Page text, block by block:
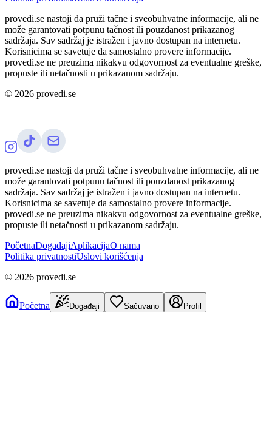
provedi.se nastoji da pruži tačne i sveobuhvatne informacije, ali ne
može garantovati potpunu tačnost ili pouzdanost prikazanog
sadržaja. Sav sadržaj je istražen i javno dostupan na internetu.
Korisnicima se savetuje da samostalno provere informacije.
provedi.se ne preuzima nikakvu odgovornost za eventualne greške,
propuste ili netačnosti u prikazanom sadržaju.
© 2026 provedi.se
provedi.se nastoji da pruži tačne i sveobuhvatne informacije, ali ne
može garantovati potpunu tačnost ili pouzdanost prikazanog
sadržaja. Sav sadržaj je istražen i javno dostupan na internetu.
Korisnicima se savetuje da samostalno provere informacije.
provedi.se ne preuzima nikakvu odgovornost za eventualne greške,
propuste ili netačnosti u prikazanom sadržaju.
PočetnaDogađajiAplikacijaO nama
Politika privatnostiUslovi korišćenja
© 2026 provedi.se
Početna Događaji Sačuvano Profil